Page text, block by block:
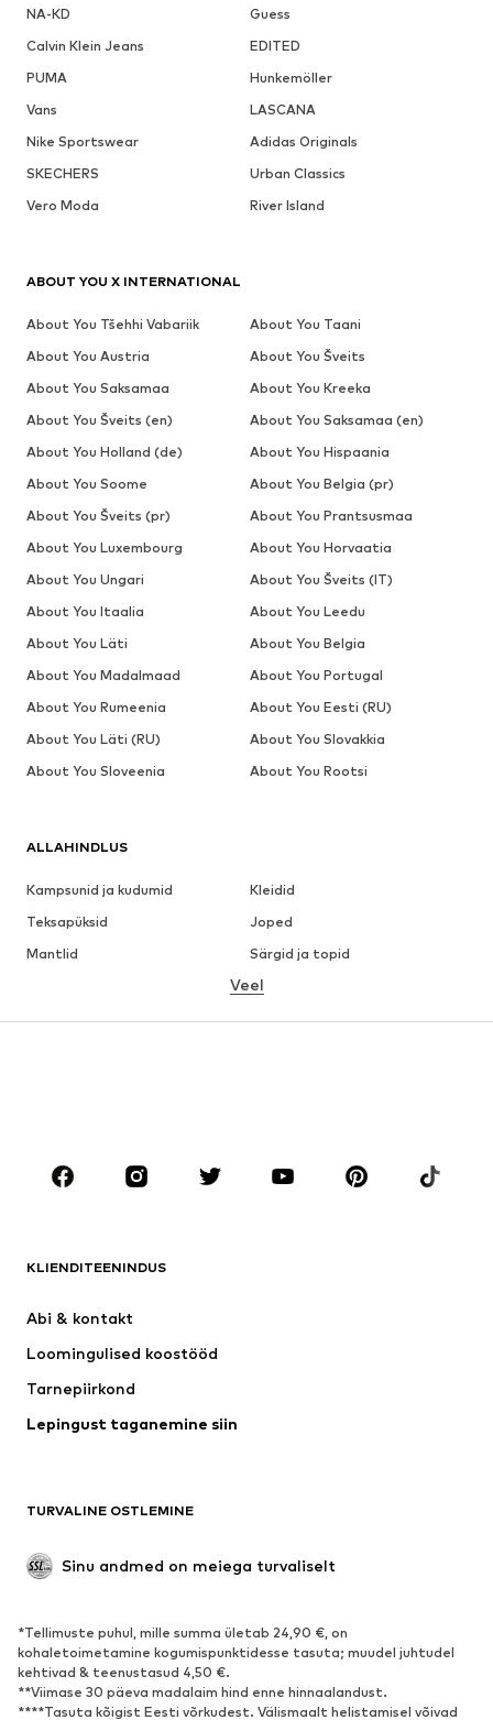
NA-KD
Guess
Calvin Klein Jeans
EDITED
PUMA
Hunkemöller
Vans
LASCANA
Nike Sportswear
Adidas Originals
SKECHERS
Urban Classics
Vero Moda
River Island
ALLAHINDLUS
Kampsunid ja kudumid
Kleidid
Teksapüksid
Joped
Mantlid
Särgid ja topid
Pesu
Aksessuaarid
Premium
Uus
Pesu
Mantlid
Sündmused
JALANÕUD
Uus
Vabaaja jalanõud
Pahkluusaapad
Veel
KLIENDITEENINDUS
Abi & kontakt
Loomingulised koostööd
Tarnepiirkond
Lepingust taganemine siin
TURVALINE OSTLEMINE
Sinu andmed on meiega turvaliselt
*Tellimuste puhul, mille summa ületab 24,90 €, on
kohaletoimetamine kogumispunktidesse tasuta; muudel juhtudel
kehtivad & teenustasud 4,50 €.
**Viimase 30 päeva madalaim hind enne hinnaalandust.
****Tasuta kõigist Eesti võrkudest. Välismaalt helistamisel võivad
ABOUT YOU X INTERNATIONAL
About You Tšehhi Vabariik
About You Taani
About You Austria
About You Šveits
About You Saksamaa
About You Kreeka
About You Šveits (en)
About You Saksamaa (en)
About You Holland (de)
About You Hispaania
About You Soome
About You Belgia (pr)
About You Šveits (pr)
About You Prantsusmaa
About You Luxembourg
About You Horvaatia
About You Ungari
About You Šveits (IT)
About You Itaalia
About You Leedu
About You Läti
About You Belgia
About You Madalmaad
About You Portugal
About You Rumeenia
About You Eesti (RU)
About You Läti (RU)
About You Slovakkia
About You Sloveenia
About You Rootsi